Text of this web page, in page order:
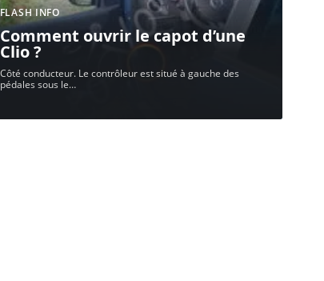
FLASH INFO
Comment ouvrir le capot d’une
Clio ?
Côté conducteur. Le contrôleur est situé à gauche des
pédales sous le…